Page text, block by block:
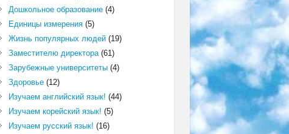
Дошкольное образование(4)
Единицы измерения(5)
Жизнь популярных людей(19)
Заместителю директора(61)
Зарубежные университеты(4)
Здоровье(12)
Изучаем английский язык! (44)
Изучаем корейский язык! (5)
Изучаем русский язык! (16)